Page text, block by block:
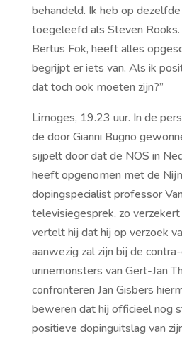
behandeld. Ik heb op
toegeleefd als Steven Rooks.
Bertus Fok, heeft alles
begrijpt er iets van. Als ik
dat toch ook moeten zijn?’’
Limoges, 19.23 uur. In de
de door Gianni Bugno
sijpelt door dat de NOS in
heeft opgenomen met de
dopingspecialist professor
televisiegesprek, zo
vertelt hij dat hij op verzoek
aanwezig zal zijn bij de
urinemonsters van Gert-Jan
confronteren Jan Gisbers
beweren dat hij officieel nog
positieve dopinguitslag van